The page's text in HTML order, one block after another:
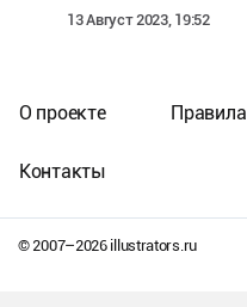
13 Август 2023, 19:52
© 2007–2026illustrators.ru
О проекте Правила
Контакты